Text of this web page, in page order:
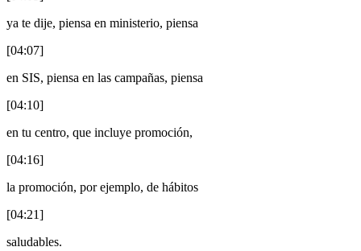
ya te dije, piensa en ministerio, piensa
[04:07]
en SIS, piensa en las campañas, piensa
[04:10]
en tu centro, que incluye promoción,
[04:16]
la promoción, por ejemplo, de hábitos
[04:21]
saludables.